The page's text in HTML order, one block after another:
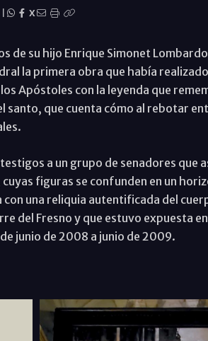
X
de su hijo Enrique Simonet
la primera obra que había realizado
Apóstoles con la leyenda que
santo, que cuenta cómo al rebotar
a un grupo de senadores que
figuras se confunden en un
una reliquia autentificada del
del Fresno y que estuvo expuesta
junio de 2008 a junio de 2009.